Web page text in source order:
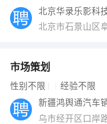
北京华录乐影科
北京市石景山区
市场策划
性别不限 经验不限
乌市经开区口岸